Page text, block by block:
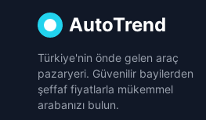
AutoTrend
Türkiye'nin önde gelen araç
pazaryeri. Güvenilir bayilerden
şeffaf fiyatlarla mükemmel
arabanızı bulun.